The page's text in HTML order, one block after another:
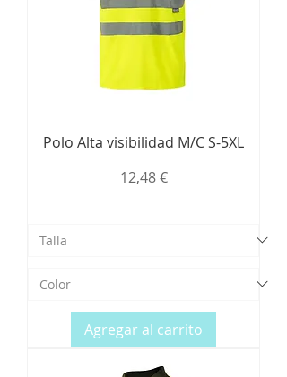
Polo Alta visibilidad M/C S-5XL
Precio
12,48 €
Agregar al carrito